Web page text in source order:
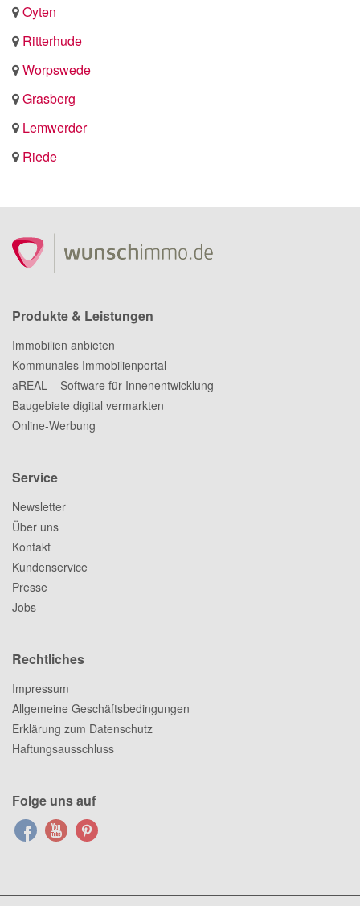
Oyten
Ritterhude
Worpswede
Grasberg
Lemwerder
Riede
Produkte & Leistungen
Immobilien anbieten
Kommunales Immobilienportal
aREAL – Software für Innenentwicklung
Baugebiete digital vermarkten
Online-Werbung
Service
Newsletter
Über uns
Kontakt
Kundenservice
Presse
Jobs
Rechtliches
Impressum
Allgemeine Geschäftsbedingungen
Erklärung zum Datenschutz
Haftungsausschluss
Folge uns auf